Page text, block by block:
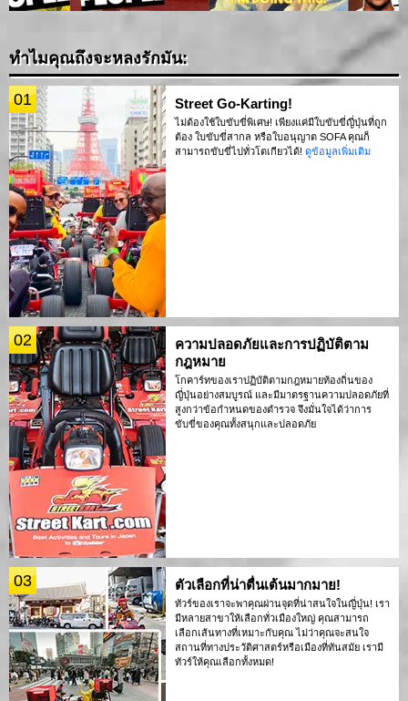
ทำไมคุณถึงจะหลงรักมัน:
01 Street Go-Karting!
ไม่ต้องใช้ใบขับขี่พิเศษ! เพียงแค่มีใบขับขี่ญี่ปุ่นที่ถูก
ต้อง ใบขับขี่สากล หรือใบอนุญาต SOFA คุณก็
สามารถขับขี่ไปทั่วโตเกียวได้! ดูข้อมูลเพิ่มเติม
02
ความปลอดภัยและการปฏิบัติตาม
กฎหมาย
โกคาร์ทของเราปฏิบัติตามกฎหมายท้องถิ่นของ
ญี่ปุ่นอย่างสมบูรณ์ และมีมาตรฐานความปลอดภัยที่
สูงกว่าข้อกำหนดของตำรวจ จึงมั่นใจได้ว่าการ
ขับขี่ของคุณทั้งสนุกและปลอดภัย
03 ตัวเลือกที่น่าตื่นเต้นมากมาย!
ทัวร์ของเราจะพาคุณผ่านจุดที่น่าสนใจในญี่ปุ่น! เรา
มีหลายสาขาให้เลือกทั่วเมืองใหญ่ คุณสามารถ
เลือกเส้นทางที่เหมาะกับคุณ ไม่ว่าคุณจะสนใจ
สถานที่ทางประวัติศาสตร์หรือเมืองที่ทันสมัย เรามี
ทัวร์ให้คุณเลือกทั้งหมด!